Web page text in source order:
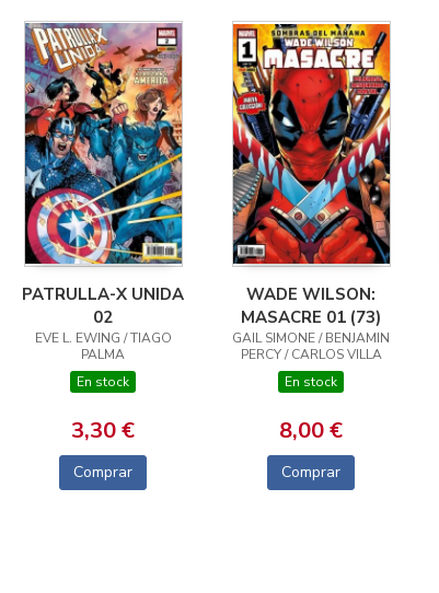
PATRULLA-X UNIDA
02
EVE L. EWING / TIAGO
PALMA
En stock
3,30 €
Comprar
WADE WILSON:
MASACRE 01 (73)
GAIL SIMONE / BENJAMIN
PERCY / CARLOS VILLA
En stock
8,00 €
Comprar